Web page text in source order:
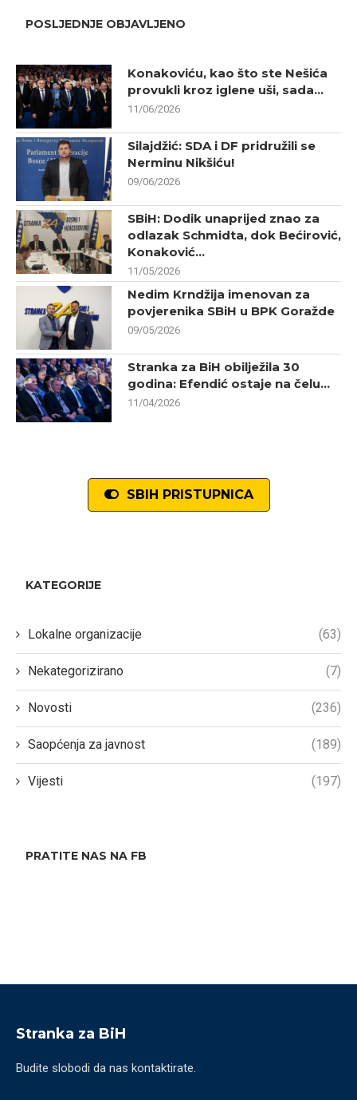
POSLJEDNJE OBJAVLJENO
Konakoviću, kao što ste Nešića
provukli kroz iglene uši, sada...
11/06/2026
Silajdžić: SDA i DF pridružili se
Nerminu Nikšiću!
09/06/2026
SBiH: Dodik unaprijed znao za
odlazak Schmidta, dok Bećirović,
Konaković...
11/05/2026
Nedim Krndžija imenovan za
povjerenika SBiH u BPK Goražde
09/05/2026
Stranka za BiH obilježila 30
godina: Efendić ostaje na čelu...
11/04/2026
SBIH PRISTUPNICA
KATEGORIJE
Lokalne organizacije (63)
Nekategorizirano (7)
Novosti (236)
Saopćenja za javnost (189)
Vijesti (197)
PRATITE NAS NA FB
Stranka za BiH
Budite slobodi da nas kontaktirate.